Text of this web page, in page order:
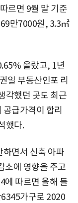
르면 9월 말 기준
만7000원, 3.3㎡
올랐고, 1년
일 부동산인포 리
각했던 곳도 최근
급가격이 합리
했다.
하면서 신축 아파
소에 영향을 주고
에 따르면 올해 들
가구로 2020